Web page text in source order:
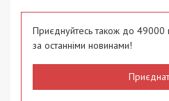
Приєднуйтесь також до 49000
за останніми новинами!